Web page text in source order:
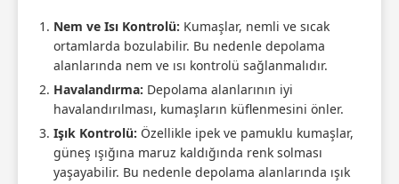
Nem ve Isı Kontrolü: Kumaşlar, nemli ve sıcak
ortamlarda bozulabilir. Bu nedenle depolama
alanlarında nem ve ısı kontrolü sağlanmalıdır.
Havalandırma: Depolama alanlarının iyi
havalandırılması, kumaşların küflenmesini önler.
Işık Kontrolü: Özellikle ipek ve pamuklu kumaşlar,
güneş ışığına maruz kaldığında renk solması
yaşayabilir. Bu nedenle depolama alanlarında ışık